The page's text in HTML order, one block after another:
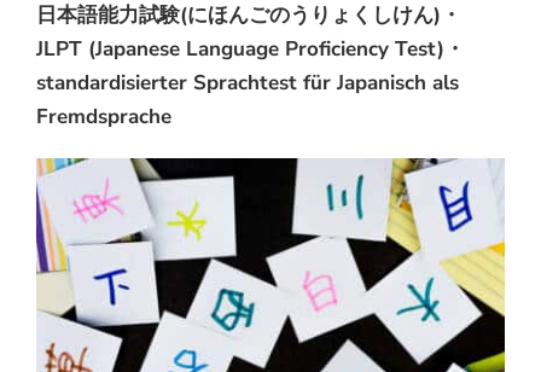
日本語能力試験(にほんごのうりょくしけん)・
JLPT (Japanese Language Proficiency Test)・
standardisierter Sprachtest für Japanisch als
Fremdsprache